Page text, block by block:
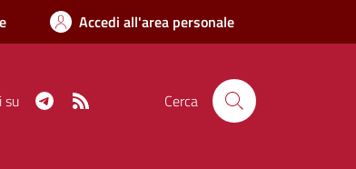
Accedi all'area personale
su Telegram Cerca